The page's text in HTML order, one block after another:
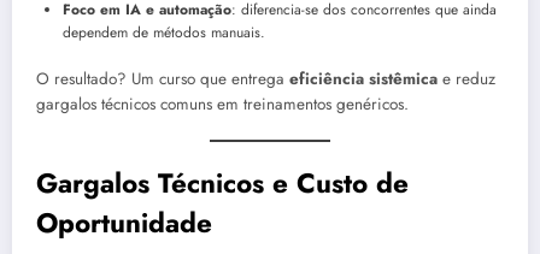
Foco em IA e automação: diferencia-se dos concorrentes que ainda
dependem de métodos manuais.
O resultado? Um curso que entrega eficiência sistêmica e reduz
gargalos técnicos comuns em treinamentos genéricos.
Gargalos Técnicos e Custo de
Oportunidade